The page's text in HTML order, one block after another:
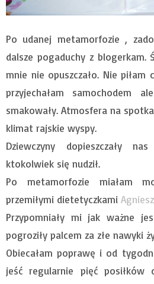
Po udanej metamorfozie ,
dalsze pogaduchy z blogerkam.
mnie nie opuszczało. Nie piłam
przyjechałam samochodem
smakowały. Atmosfera na
klimat rajskie wyspy.
Dziewczyny dopieszczały
ktokolwiek się nudził.
Po metamorfozie miałam
przemiłymi dietetyczkami
Przypomniały mi jak ważne
pogroziły palcem za złe nawyki
Obiecałam poprawę i od
jeść regularnie pięć posiłków